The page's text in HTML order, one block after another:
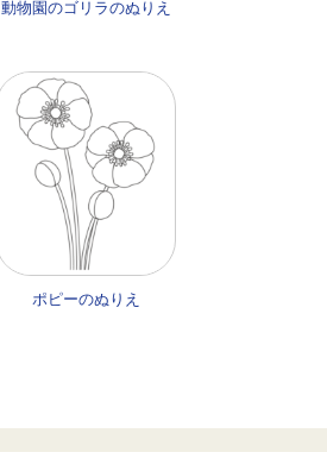
動物園のゴリラのぬりえ
ポピーのぬりえ